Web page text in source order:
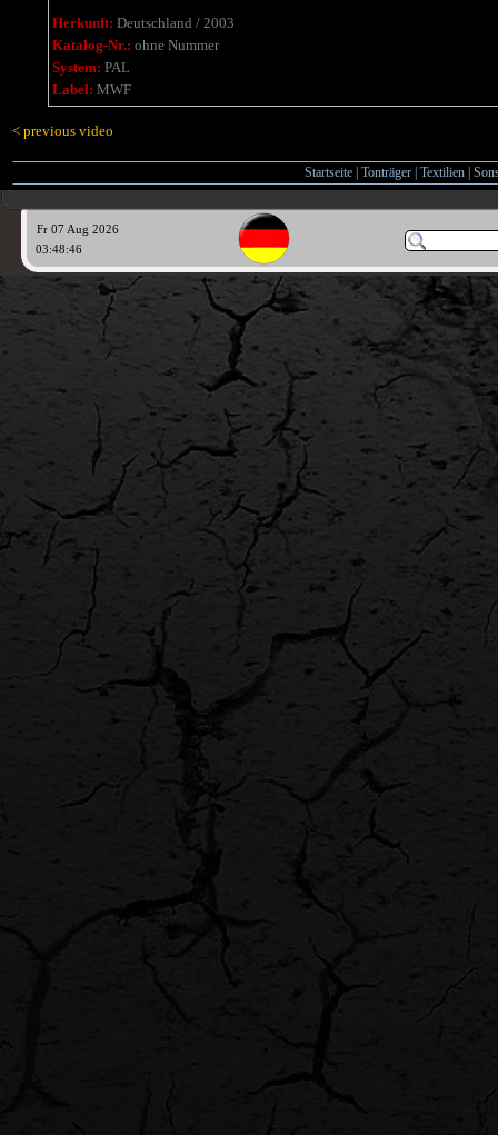
Herkunft: Deutschland / 2003
Katalog-Nr.: ohne Nummer
System: PAL
Label: MWF
< previous video
Startseite Tonträger Textilien
Fr 07 Aug 2026
03:48:47